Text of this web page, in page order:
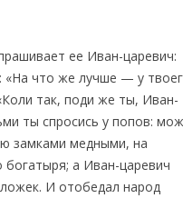
ее Иван-царевич:
«На что же лучше — у
так, поди же ты, Иван-
ты спросись у попов:
замками медными, на
богатыря; а Иван-царевич
И отобедал народ